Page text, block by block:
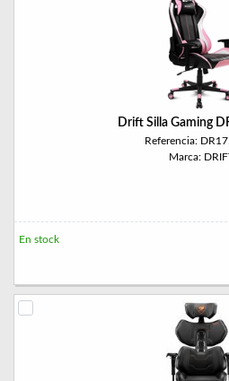
Drift Silla Gaming
Referencia:
Marca:
En stock